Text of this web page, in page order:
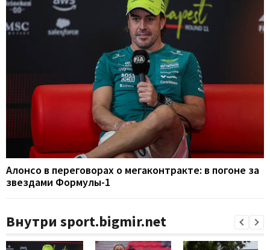
Алонсо в переговорах о мегаконтракте: в погоне за
звездами Формулы-1
Внутри sport.bigmir.net